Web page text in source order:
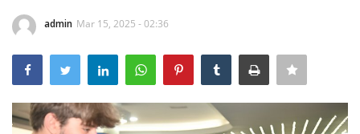
İletişim
Siyaset
admin Mar 15, 2025 - 02:36